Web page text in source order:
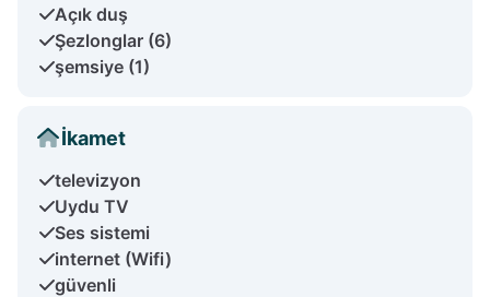
Açık duş
Şezlonglar (6)
şemsiye (1)
İkamet
televizyon
Uydu TV
Ses sistemi
internet (Wifi)
güvenli